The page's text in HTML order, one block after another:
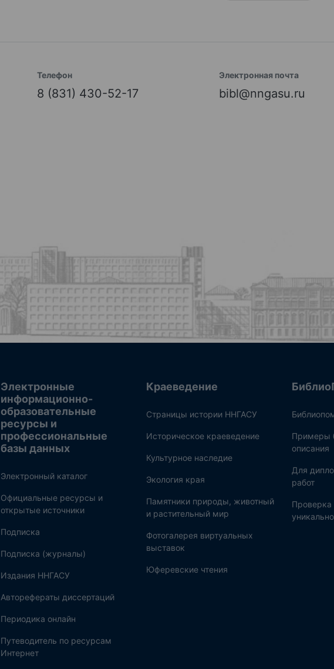
Телефон
8 (831) 430-52-17
Электронная почта
bibl@nngasu.ru
Электронные
информационно-
образовательные
ресурсы и
профессиональные
базы данных
Электронный каталог
Официальные ресурсы и
открытые источники
Подписка
Подписка (журналы)
Издания ННГАСУ
Авторефераты диссертаций
Периодика онлайн
Путеводитель по ресурсам
Интернет
Краеведение
Страницы истории ННГАСУ
Историческое краеведение
Культурное наследие
Экология края
Памятники природы, животный
и растительный мир
Фотогалерея виртуальных
выставок
Юферевские чтения
Примеры
описания
Для
работ
Проверка